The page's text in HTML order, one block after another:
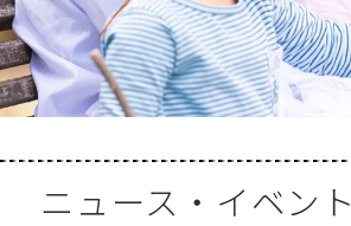
ニュース・イベント